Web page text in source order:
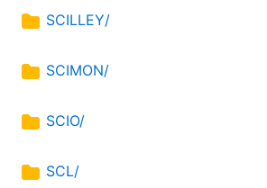
SCILLEY/
SCIMON/
SCIO/
SCL/